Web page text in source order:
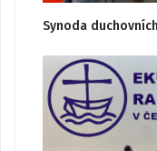
Synoda